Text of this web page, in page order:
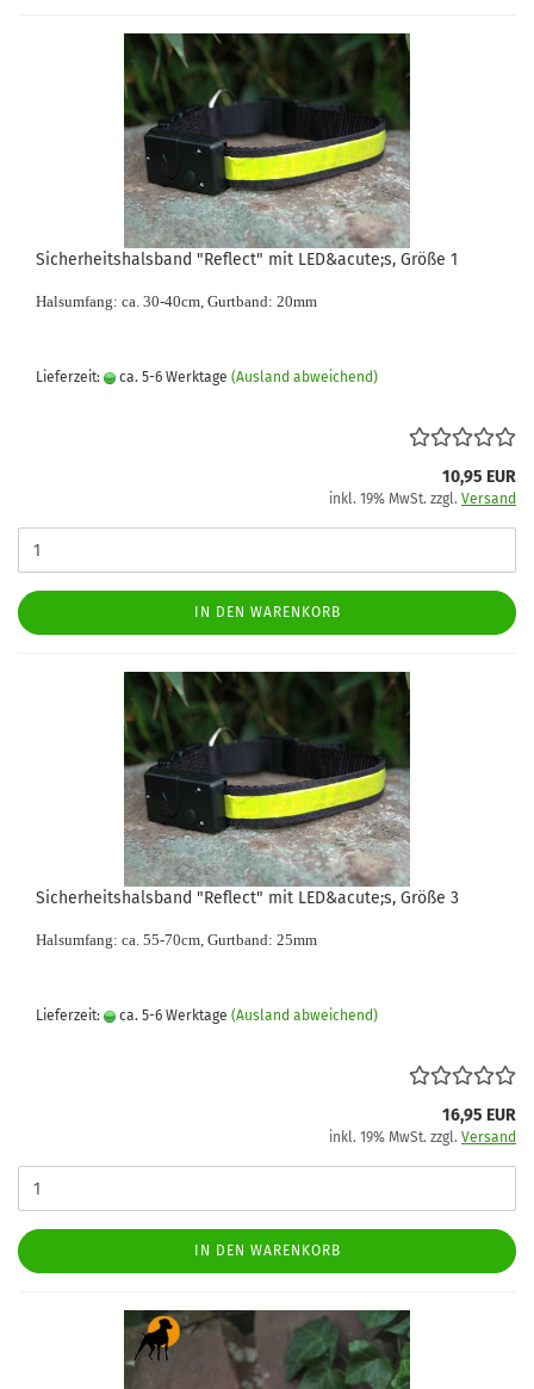
Sicherheitshalsband "Reflect" mit LED&acute;s, Größe 1
Halsumfang: ca. 30-40cm, Gurtband: 20mm
Lieferzeit: ca. 5-6 Werktage (Ausland abweichend)
10,95 EUR
inkl. 19% MwSt. zzgl. Versand
IN DEN WARENKORB
Sicherheitshalsband "Reflect" mit LED&acute;s, Größe 3
Halsumfang: ca. 55-70cm, Gurtband: 25mm
Lieferzeit: ca. 5-6 Werktage (Ausland abweichend)
16,95 EUR
inkl. 19% MwSt. zzgl. Versand
IN DEN WARENKORB